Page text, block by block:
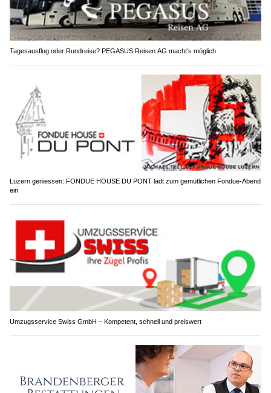
Tagesausflug oder Rundreise? PEGASUS Reisen AG macht’s möglich
Luzern geniessen: FONDUE HOUSE DU PONT lädt zum gemütlichen Fondue-Abend
ein
Umzugsservice Swiss GmbH – Kompetent, schnell und preiswert